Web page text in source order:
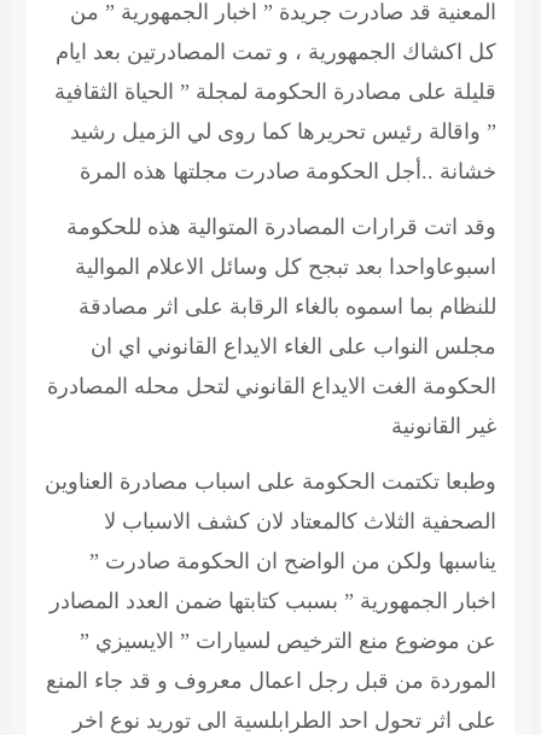
المعنية قد صادرت جريدة ” اخبار الجمهورية ” من
كل اكشاك الجمهورية ، و تمت المصادرتين بعد ايام
قليلة على مصادرة الحكومة لمجلة ” الحياة الثقافية
” واقالة رئيس تحريرها كما روى لي الزميل رشيد
خشانة ..أجل الحكومة صادرت مجلتها هذه المرة
وقد اتت قرارات المصادرة المتوالية هذه للحكومة
اسبوعاواحدا بعد تبجح كل وسائل الاعلام الموالية
للنظام بما اسموه بالغاء الرقابة على اثر مصادقة
مجلس النواب على الغاء الايداع القانوني اي ان
الحكومة الغت الايداع القانوني لتحل محله المصادرة
غير القانونية
وطبعا تكتمت الحكومة على اسباب مصادرة العناوين
الصحفية الثلاث كالمعتاد لان كشف الاسباب لا
يناسبها ولكن من الواضح ان الحكومة صادرت ”
اخبار الجمهورية ” بسبب كتابتها ضمن العدد المصادر
عن موضوع منع الترخيص لسيارات ” الايسيزي ”
الموردة من قبل رجل اعمال معروف و قد جاء المنع
على اثر تحول احد الطرابلسية الى توريد نوع اخر